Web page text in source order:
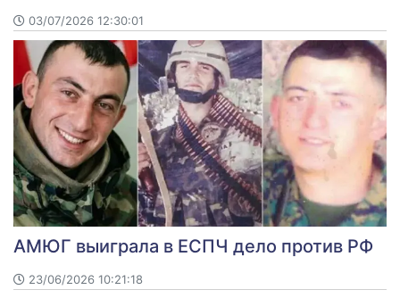
03/07/2026 12:30:01
АМЮГ выиграла в ЕСПЧ дело против РФ
23/06/2026 10:21:18